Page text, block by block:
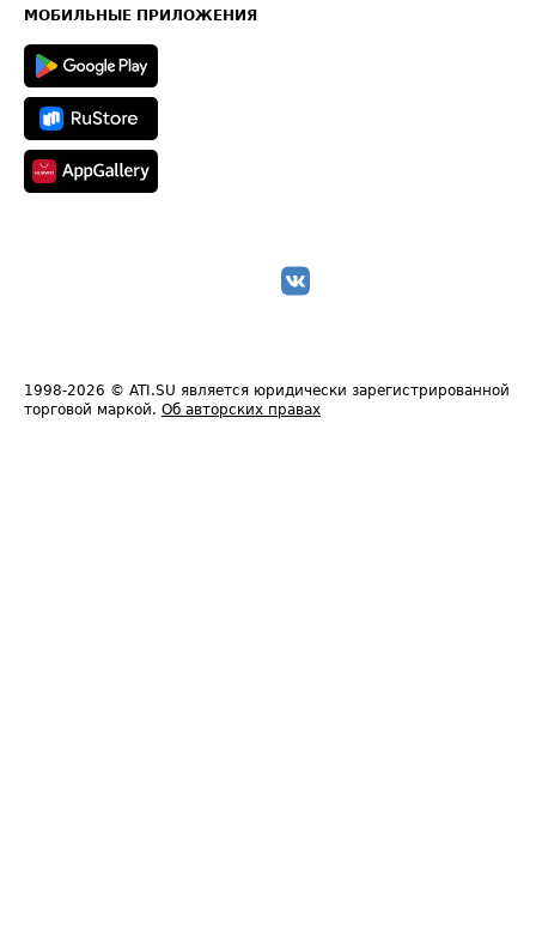
Техническая информация
МОБИЛЬНЫЕ ПРИЛОЖЕНИЯ
1998-2026 © ATI.SU является юридически зарегистрированной
торговой маркой. Об авторских правах